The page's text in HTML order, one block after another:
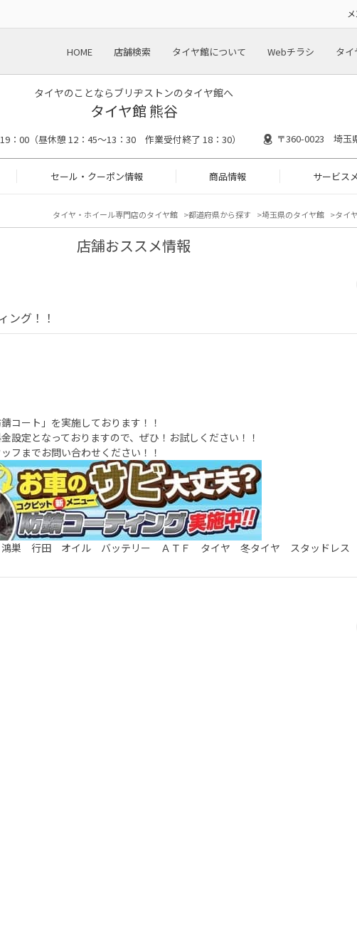
HOME 店舗検索 タイヤ館について Webチラシ タイ
タイヤのことならブリヂストンのタイヤ館へ
タイヤ館 熊谷
：00（昼休憩 12：45～13：30 作業受付終了 18：30） 〒360-0023 埼玉
セール・クーポン情報 商品情報 サービス
タイヤ・ホイール専門店のタイヤ館 都道府県から探す 埼玉県のタイヤ館 タイ
店舗おススメ情報
ング！！
コート」を実施しております！！
設定となっておりますので、ぜひ！お試しください！！
フまでお問い合わせください！！
巣 行田 オイル バッテリー ＡＴＦ タイヤ 冬タイヤ スタッドレス